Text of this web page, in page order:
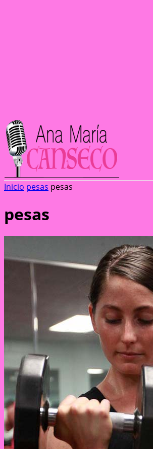
Inicio pesas pesas
pesas